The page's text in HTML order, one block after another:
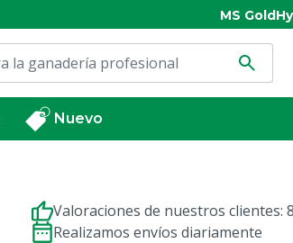
MS Gold
Nuevo
Valoraciones de nuestros clientes:
Realizamos envíos diariamente